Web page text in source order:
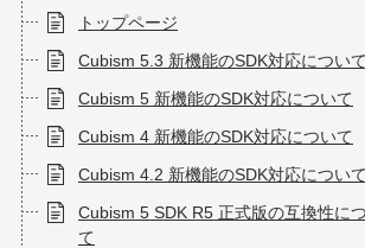
トップページ
Cubism 5.3 新機能のSDK対応について
Cubism 5 新機能のSDK対応について
Cubism 4 新機能のSDK対応について
Cubism 4.2 新機能のSDK対応について
Cubism 5 SDK R5 正式版の互換性に
て